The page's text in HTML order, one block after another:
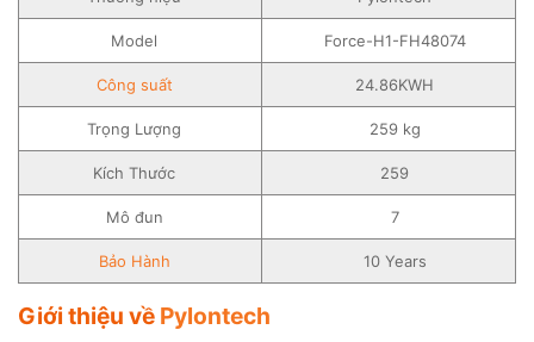
Model Force-H1-FH48074
Công suất 24.86KWH
Trọng Lượng 259 kg
Kích Thước 259
Mô đun 7
Bảo Hành 10 Years
Giới thiệu về Pylontech